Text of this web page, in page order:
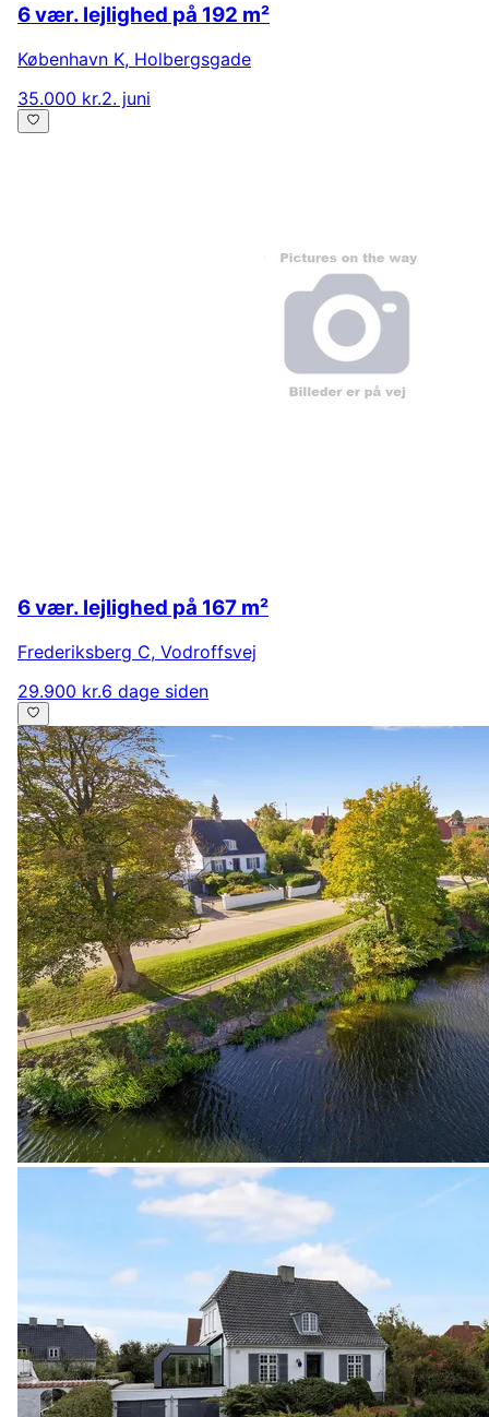
6 vær. lejlighed på 192 m²
København K, Holbergsgade
35.000 kr.2. juni
6 vær. lejlighed på 167 m²
Frederiksberg C, Vodroffsvej
29.900 kr.6 dage siden